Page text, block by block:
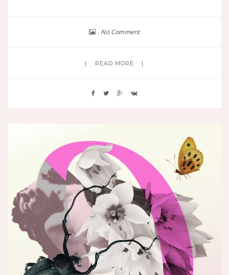
No Comment
READ MORE